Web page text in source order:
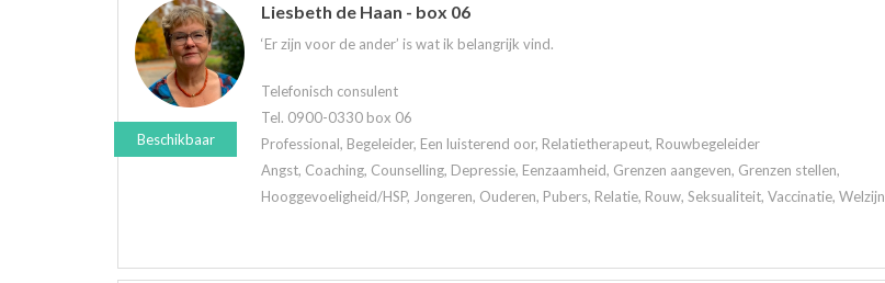
Liesbeth de Haan - box 06
‘Er zijn voor de ander’ is wat ik belangrijk vind.
Telefonisch consulent
Tel. 0900-0330 box 06
Professional, Begeleider, Een luisterend oor, Relatietherapeut, Rouwbegeleider
Angst, Coaching, Counselling, Depressie, Eenzaamheid, Grenzen aangeven, Grenzen stellen,
Hooggevoeligheid/HSP, Jongeren, Ouderen, Pubers, Relatie, Rouw, Seksualiteit, Vaccinatie, Welzijn
Beschikbaar